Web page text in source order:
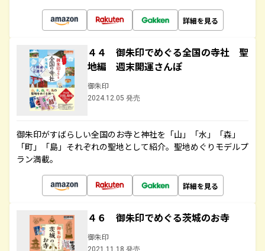
詳細を見る
４４ 御朱印でめぐる全国の寺社 聖
地編 週末開運さんぽ
御朱印
2024.12.05 発売
御朱印がすばらしい全国のお寺と神社を「山」「水」「森」
「町」「島」それぞれの聖地として紹介。聖地めぐりモデルプ
ラン満載。
詳細を見る
４６ 御朱印でめぐる茨城のお寺
御朱印
2021.11.18 発売